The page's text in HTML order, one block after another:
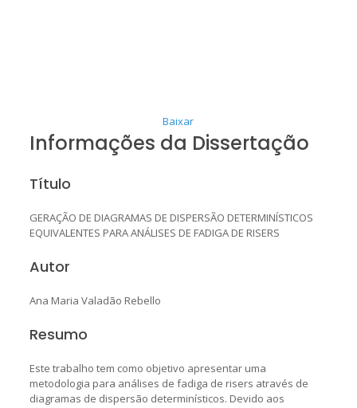
Baixar
Informações da Dissertação
Título
GERAÇÃO DE DIAGRAMAS DE DISPERSÃO DETERMINÍSTICOS
EQUIVALENTES PARA ANÁLISES DE FADIGA DE RISERS
Autor
Ana Maria Valadão Rebello
Resumo
Este trabalho tem como objetivo apresentar uma
metodologia para análises de fadiga de risers através de
diagramas de dispersão determinísticos. Devido aos